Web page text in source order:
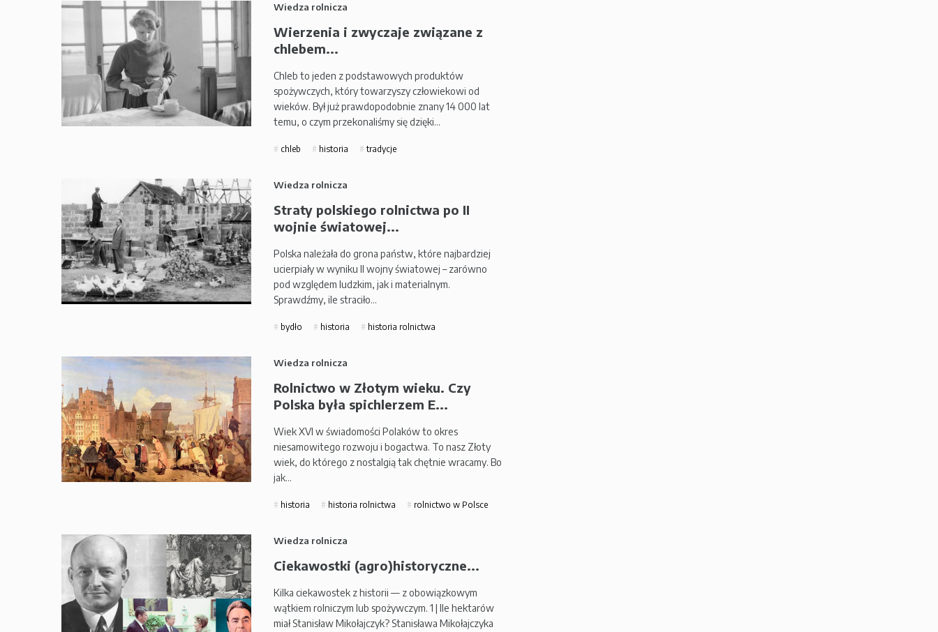
Wiedza rolnicza
Wierzenia i zwyczaje związane z
chlebem...
Chleb to jeden z podstawowych produktów
spożywczych, który towarzyszy człowiekowi od
wieków. Był już prawdopodobnie znany 14 000 lat
temu, o czym przekonaliśmy się dzięki…
chleb historia tradycje
Wiedza rolnicza
Straty polskiego rolnictwa po II
wojnie światowej...
Polska należała do grona państw, które najbardziej
ucierpiały w wyniku II wojny światowej – zarówno
pod względem ludzkim, jak i materialnym.
Sprawdźmy, ile straciło…
bydło historia historia rolnictwa
Wiedza rolnicza
Rolnictwo w Złotym wieku. Czy
Polska była spichlerzem E...
Wiek XVI w świadomości Polaków to okres
niesamowitego rozwoju i bogactwa. To nasz Złoty
wiek, do którego z nostalgią tak chętnie wracamy. Bo
jak…
historia historia rolnictwa rolnictwo w Polsce
Wiedza rolnicza
Ciekawostki (agro)historyczne...
Kilka ciekawostek z historii — z obowiązkowym
wątkiem rolniczym lub spożywczym. 1 | Ile hektarów
miał Stanisław Mikołajczyk? Stanisława Mikołajczyka